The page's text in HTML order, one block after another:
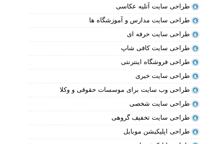
طراحی سایت آتلیه عکاسی
طراحی سایت مدارس و آموزشگاه ها
طراحی سایت حرفه ای
طراحی سایت کافی شاپ
طراحی فروشگاه اینترنتی
طراحی سایت خبری
طراحی وب سایت برای موسسات حقوقی و وکلا
طراحی سایت شخصی
طراحی سایت تخفیف گروهی
طراحی اپلیکیشن موبایل